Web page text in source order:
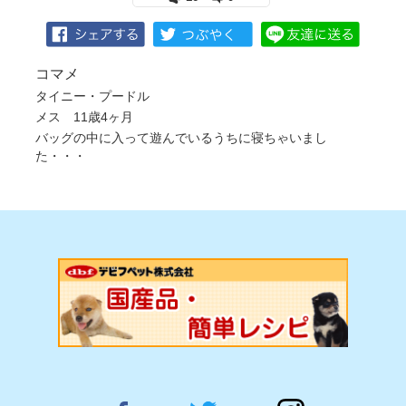
コマメ
タイニー・プードル
メス 11歳4ヶ月
バッグの中に入って遊んでいるうちに寝ちゃいまし
た・・・